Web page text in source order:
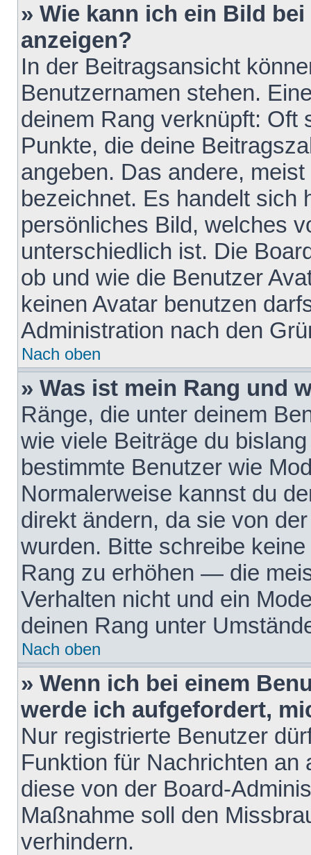
» Wie kann ich ein Bild
anzeigen?
In der Beitragsansicht
Benutzernamen stehen.
deinem Rang verknüpft: Oft
Punkte, die deine
angeben. Das andere,
bezeichnet. Es handelt sich
persönliches Bild, welches
unterschiedlich ist. Die
ob und wie die Benutzer
keinen Avatar benutzen
Administration nach den
Nach oben
» Was ist mein Rang und
Ränge, die unter deinem
wie viele Beiträge du
bestimmte Benutzer wie
Normalerweise kannst du
direkt ändern, da sie von
wurden. Bitte schreibe
Rang zu erhöhen — die
Verhalten nicht und ein
deinen Rang unter
Nach oben
» Wenn ich bei einem
werde ich aufgefordert,
Nur registrierte Benutzer
Funktion für Nachrichten
diese von der Board-
Maßnahme soll den
verhindern.